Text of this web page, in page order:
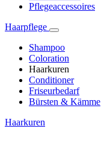
Pflegeaccessoires
Haarpflege
Shampoo
Coloration
Haarkuren
Conditioner
Friseurbedarf
Bürsten & Kämme
Haarkuren